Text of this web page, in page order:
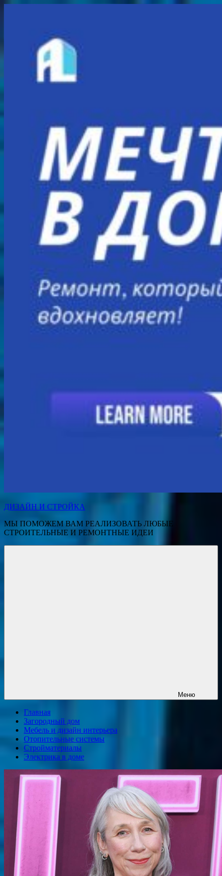
ДИЗАЙН И СТРОЙКА
МЫ ПОМОЖЕМ ВАМ РЕАЛИЗОВАТЬ ЛЮБЫЕ
СТРОИТЕЛЬНЫЕ И РЕМОНТНЫЕ ИДЕИ
Меню
Главная
Загородный дом
Мебель и дизайн интерьера
Отопительные системы
Стройматериалы
Электрика в доме